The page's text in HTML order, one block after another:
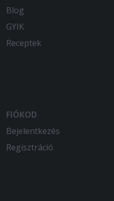
Blog
GYIK
Receptek
FIÓKOD
Bejelentkezés
Regisztráció